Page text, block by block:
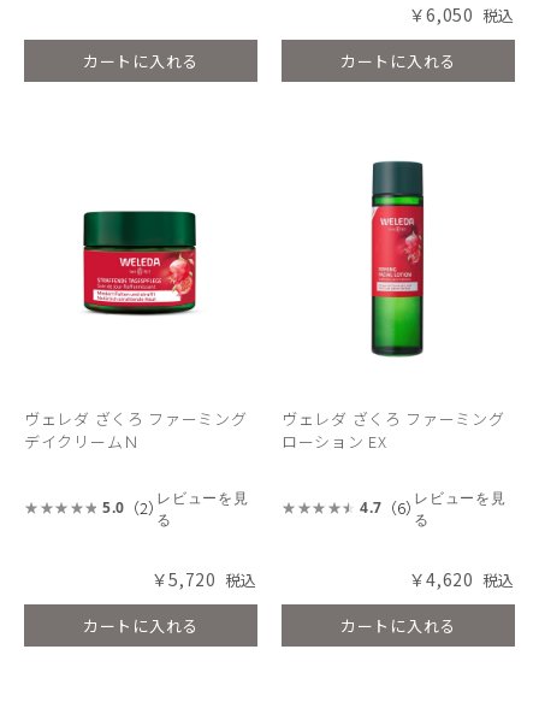
カートに入れる
￥6,050
カートに入れる
ヴェレダ ざくろ ファーミング
デイクリームＮ
5.0 （2） レビューを見
る
￥5,720
カートに入れる
ヴェレダ ざくろ ファーミング
ローション EX
4.7 （6） レビューを見
る
￥4,620
カートに入れる